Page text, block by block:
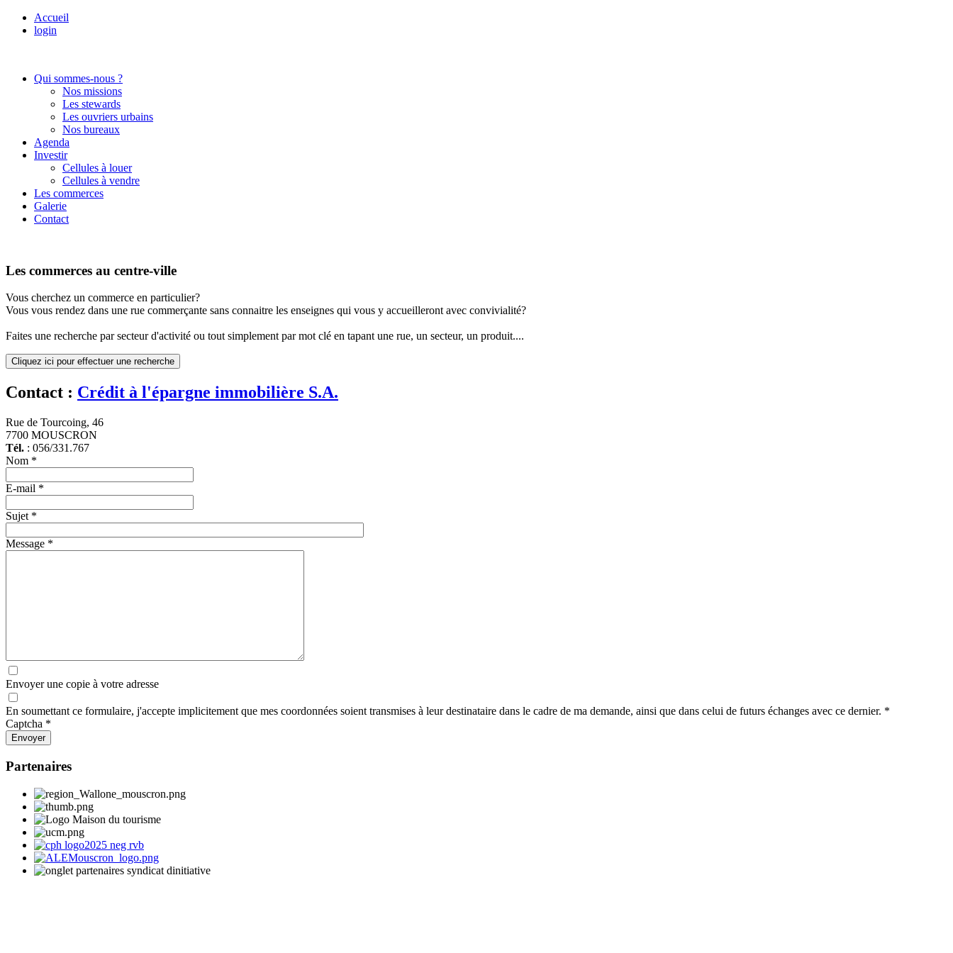
Accueil
login
Qui sommes-nous ?
Nos missions
Les stewards
Les ouvriers urbains
Nos bureaux
Agenda
Investir
Cellules à louer
Cellules à vendre
Les commerces
Galerie
Contact
Les commerces au centre-ville
Vous cherchez un commerce en particulier?
Vous vous rendez dans une rue commerçante sans connaitre les enseignes qui vous y accueilleront avec convivialité?
Faites une recherche par secteur d'activité ou tout simplement par mot clé en tapant une rue, un secteur, un produit....
Cliquez ici pour effectuer une recherche
Contact : Crédit à l'épargne immobilière S.A.
Rue de Tourcoing, 46
7700 MOUSCRON
Tél. : 056/331.767
Nom *
E-mail *
Sujet *
Message *
Envoyer une copie à votre adresse
En soumettant ce formulaire, j'accepte implicitement que mes coordonnées soient transmises à leur destinataire dans le cadre de ma demande, ainsi que dans celui de futurs échanges avec ce dernier. *
Captcha *
Envoyer
Partenaires